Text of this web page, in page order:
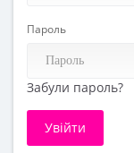
Пароль
Забули пароль?